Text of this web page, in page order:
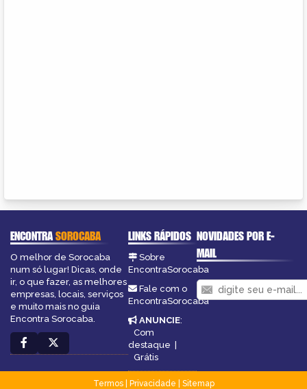
ENCONTRASOROCABA
O melhor de Sorocaba
num só lugar! Dicas, onde
ir, o que fazer, as melhores
empresas, locais, serviços
e muito mais no guia
Encontra Sorocaba.
LINKS RÁPIDOS
Sobre
EncontraSorocaba
Fale com o
EncontraSorocaba
ANUNCIE:
Com
destaque |
Grátis
NOVIDADES POR E-
MAIL
Termos| Privacidade
Sitemap